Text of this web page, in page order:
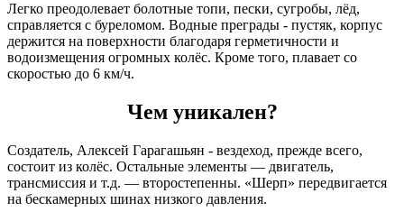
Легко преодолевает болотные топи, пески, сугробы, лёд,
справляется с буреломом. Водные преграды - пустяк, корпус
держится на поверхности благодаря герметичности и
водоизмещения огромных колёс. Кроме того, плавает со
скоростью до 6 км/ч.
Чем уникален?
Создатель, Алексей Гарагашьян - вездеход, прежде всего,
состоит из колёс. Остальные элементы — двигатель,
трансмиссия и т.д. — второстепенны. «Шерп» передвигается
на бескамерных шинах низкого давления.